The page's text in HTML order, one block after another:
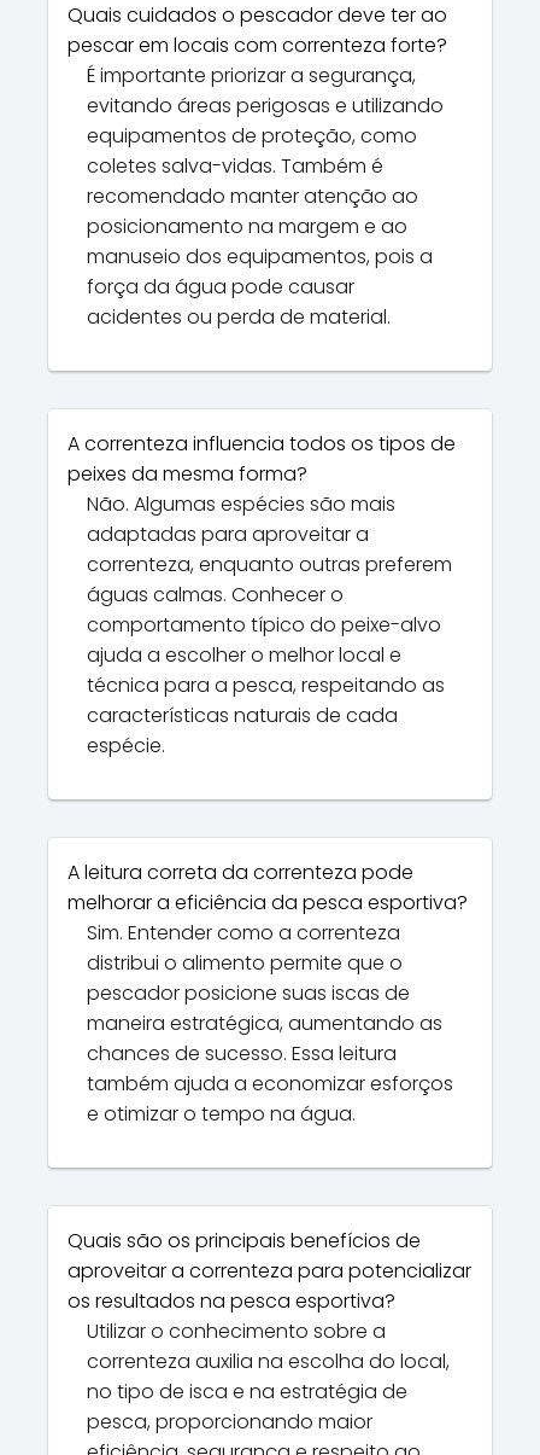
Quais cuidados o pescador deve ter ao
pescar em locais com correnteza forte?
É importante priorizar a segurança,
evitando áreas perigosas e utilizando
equipamentos de proteção, como
coletes salva-vidas. Também é
recomendado manter atenção ao
posicionamento na margem e ao
manuseio dos equipamentos, pois a
força da água pode causar
acidentes ou perda de material.
A correnteza influencia todos os tipos de
peixes da mesma forma?
Não. Algumas espécies são mais
adaptadas para aproveitar a
correnteza, enquanto outras preferem
águas calmas. Conhecer o
comportamento típico do peixe-alvo
ajuda a escolher o melhor local e
técnica para a pesca, respeitando as
características naturais de cada
espécie.
A leitura correta da correnteza pode
melhorar a eficiência da pesca esportiva?
Sim. Entender como a correnteza
distribui o alimento permite que o
pescador posicione suas iscas de
maneira estratégica, aumentando as
chances de sucesso. Essa leitura
também ajuda a economizar esforços
e otimizar o tempo na água.
Quais são os principais benefícios de
aproveitar a correnteza para potencializar
os resultados na pesca esportiva?
Utilizar o conhecimento sobre a
correnteza auxilia na escolha do local,
no tipo de isca e na estratégia de
pesca, proporcionando maior